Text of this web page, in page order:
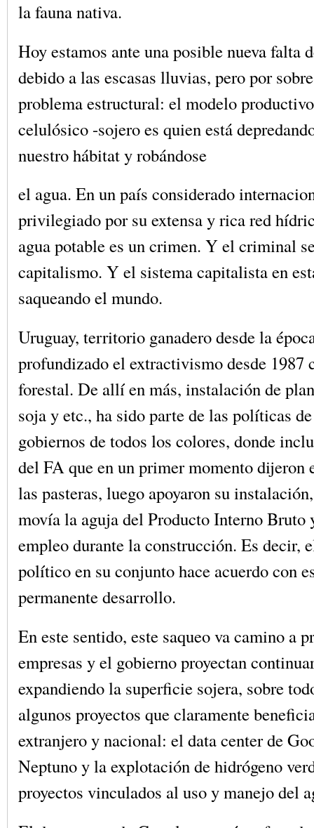
la fauna nativa.
Hoy estamos ante una posible nueva falta
debido a las escasas lluvias, pero por
problema estructural: el modelo
celulósico -sojero es quien está
nuestro hábitat y robándose
el agua. En un país considerado
privilegiado por su extensa y rica red
agua potable es un crimen. Y el criminal
capitalismo. Y el sistema capitalista en
saqueando el mundo.
Uruguay, territorio ganadero desde la
profundizado el extractivismo desde 1987
forestal. De allí en más, instalación de
soja y etc., ha sido parte de las políticas
gobiernos de todos los colores, donde
del FA que en un primer momento dijeron
las pasteras, luego apoyaron su
movía la aguja del Producto Interno Bruto
empleo durante la construcción. Es decir,
político en su conjunto hace acuerdo con
permanente desarrollo.
En este sentido, este saqueo va camino a
empresas y el gobierno proyectan
expandiendo la superficie sojera, sobre
algunos proyectos que claramente
extranjero y nacional: el data center de
Neptuno y la explotación de hidrógeno
proyectos vinculados al uso y manejo del